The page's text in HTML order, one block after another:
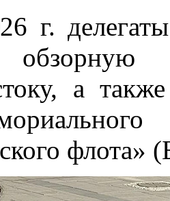
г.
обзорную
а
флота»